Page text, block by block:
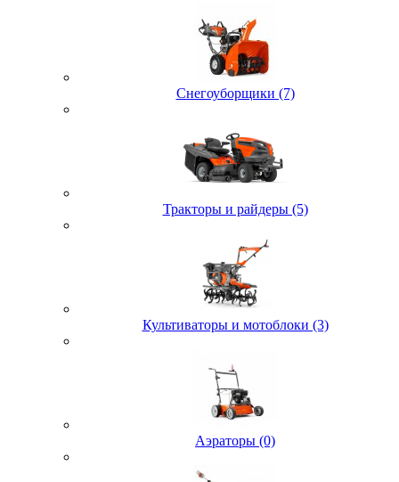
Снегоуборщики (7)
Тракторы и райдеры (5)
Культиваторы и мотоблоки (3)
Аэраторы (0)